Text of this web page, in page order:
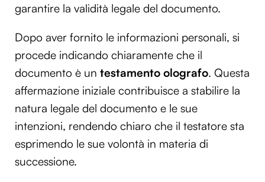
garantire la validità legale del documento.
Dopo aver fornito le informazioni personali, si
procede indicando chiaramente che il
documento è un testamento olografo. Questa
affermazione iniziale contribuisce a stabilire la
natura legale del documento e le sue
intenzioni, rendendo chiaro che il testatore sta
esprimendo le sue volontà in materia di
successione.